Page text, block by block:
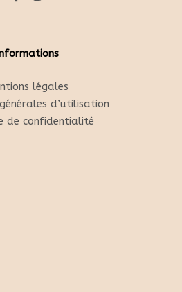
légales
d’utilisation
de confidentialité